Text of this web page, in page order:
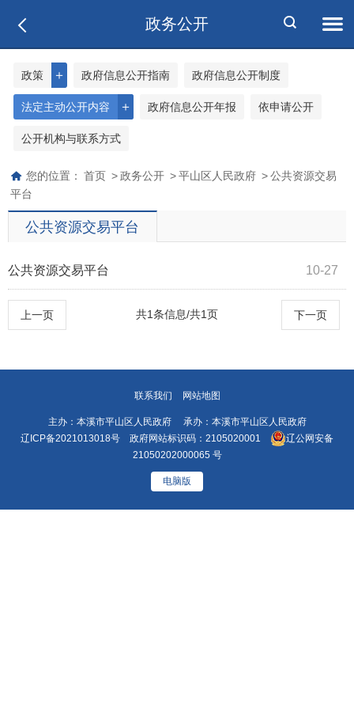
政务公开
＋
政策 政府信息公开指南 政府信息公开制度
＋
法定主动公开内容 政府信息公开年报 依申请公开
公开机构与联系方式
您的位置： 首页 > 政务公开 > 平山区人民政府 > 公共资源交易
平台
公共资源交易平台
10-27
公共资源交易平台
上一页 下一页
共1条信息/共1页
联系我们 网站地图
主办：本溪市平山区人民政府 承办：本溪市平山区人民政府
辽ICP备2021013018号 政府网站标识码：2105020001
辽公网安备
21050202000065 号
电脑版